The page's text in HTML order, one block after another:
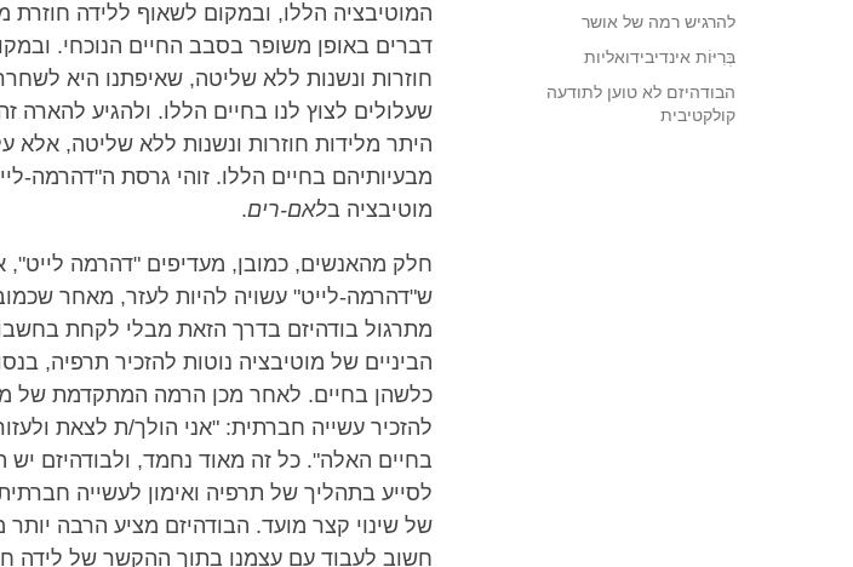
להרגיש רמה של אושר
בְּרִיּוֹת אינדיבידואליות
הבודהיזם לא טוען לתודעה
קולקטיבית
המוטיבציה הללו, ובמקום לשאוף ללידה חוזרת
דברים באופן משופר בסבב החיים הנוכחי.
חוזרות ונשנות ללא שליטה, שאיפתנו היא
שעלולים לצוץ לנו בחיים הללו. ולהגיע
היתר מלידות חוזרות ונשנות ללא שליטה,
מבעיותיהם בחיים הללו. זוהי גרסת ה"דהרמה-
מוטיבציה בלאם-רים.
חלק מהאנשים, כמובן, מעדיפים "דהרמה
ש"דהרמה-לייט" עשויה להיות לעזר, מאחר
מתרגול בודהיזם בדרך הזאת מבלי לקחת
הביניים של מוטיבציה נוטות להזכיר תרפיה,
כלשהן בחיים. לאחר מכן הרמה המתקדמת של
להזכיר עשייה חברתית: "אני הולך/ת לצאת
בחיים האלה". כל זה מאוד נחמד, ולבודהיזם יש
לסייע בתהליך של תרפיה ואימון לעשייה
של שינוי קצר מועד. הבודהיזם מציע הרבה יותר
חשוב לעבוד עם עצמנו בתוך ההקשר של לידה